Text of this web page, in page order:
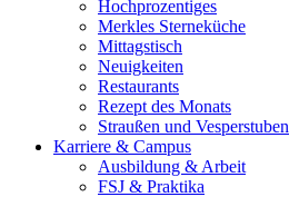
Hochprozentiges
Merkles Sterneküche
Mittagstisch
Neuigkeiten
Restaurants
Rezept des Monats
Straußen und Vesperstuben
Karriere & Campus
Ausbildung & Arbeit
FSJ & Praktika